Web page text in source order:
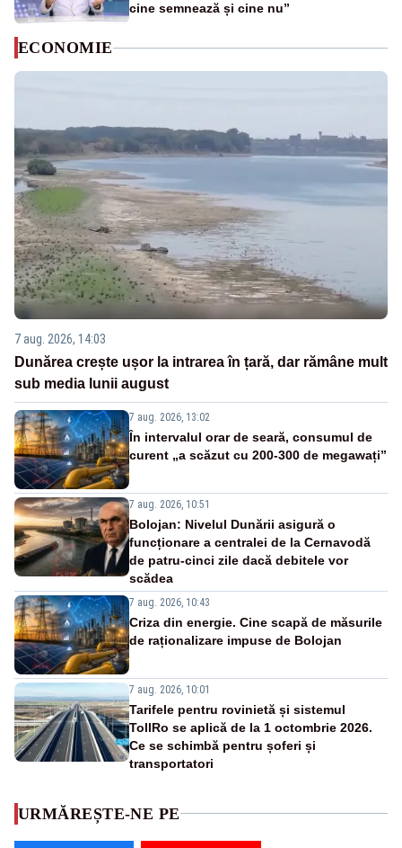
cine semnează și cine nu”
ECONOMIE
7 aug. 2026, 14:03
Dunărea crește ușor la intrarea în țară, dar rămâne mult
sub media lunii august
7 aug. 2026, 13:02
În intervalul orar de seară, consumul de
curent „a scăzut cu 200-300 de megawați”
7 aug. 2026, 10:51
Bolojan: Nivelul Dunării asigură o
funcționare a centralei de la Cernavodă
de patru-cinci zile dacă debitele vor
scădea
7 aug. 2026, 10:43
Criza din energie. Cine scapă de măsurile
de raționalizare impuse de Bolojan
7 aug. 2026, 10:01
Tarifele pentru rovinietă și sistemul
TollRo se aplică de la 1 octombrie 2026.
Ce se schimbă pentru șoferi și
transportatori
URMĂREȘTE-NE PE